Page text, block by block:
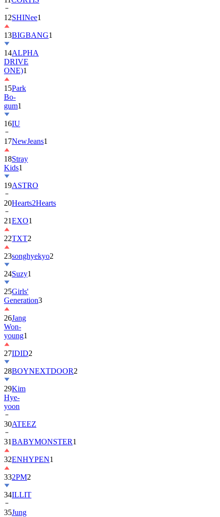
13BIGBANG
14ALPHA
DRIVE
ONE)1
15Park
Bo-
gum1
16IU
17NewJeans
18Stray
Kids
19ASTRO
20Hearts2Hearts
21EXO1
22TXT2
23songhyekyo
24Suzy1
25Girls'
Generation
26Jang
Won-
young1
27IDID
28BOYNEXTDOOR
29Kim
Hye-
yoon
30ATEEZ
31BABYMONSTER
32ENHYPEN1
332PM2
34ILLIT
35Jung
Hae-
in3